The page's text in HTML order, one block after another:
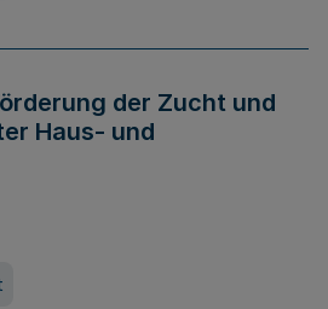
der Zucht und
Haus- und